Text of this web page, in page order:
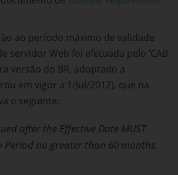
ao período máximo de validade
servidor Web foi efetuada pelo ‘CAB
versão do BR, adoptado a
em vigor a 1/Jul/2012), que na
o seguinte:
after the Effective Date MUST
Period no greater than 60 months.